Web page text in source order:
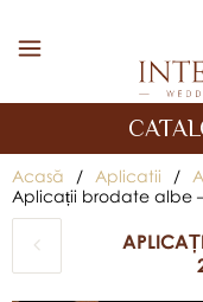
Acasă / Aplicatii /
Aplicații brodate albe